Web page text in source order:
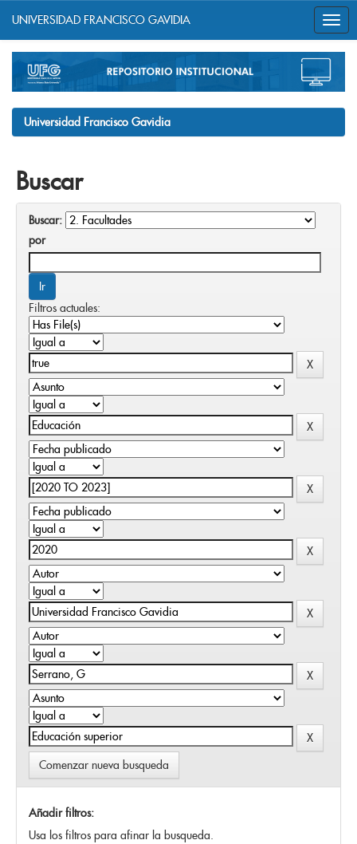
navigation
UNIVERSIDAD FRANCISCO GAVIDIA
Universidad Francisco Gavidia
Buscar
Buscar:
por
Filtros actuales:
Comenzar nueva busqueda
Añadir filtros:
Usa los filtros para afinar la busqueda.